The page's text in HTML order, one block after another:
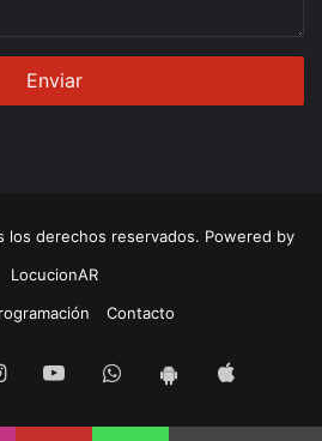
los derechos reservados. Powered by
LocucionAR
Contacto
InstagramYoutubeWhatsapp
Android
iOS